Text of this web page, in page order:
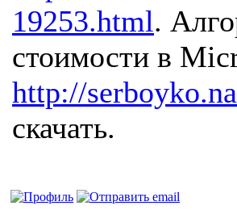
19253.html.
стоимости в
http://
скачать.